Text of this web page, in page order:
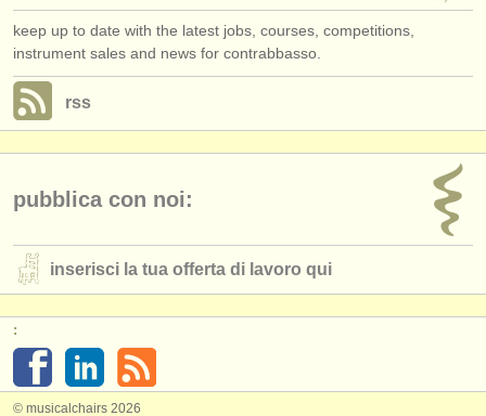
keep up to date with the latest jobs, courses, competitions,
instrument sales and news for contrabbasso.
rss
pubblica con noi:
inserisci la tua offerta di lavoro qui
:
© musicalchairs 2026